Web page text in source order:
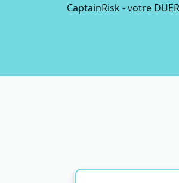
CaptainRisk - votre